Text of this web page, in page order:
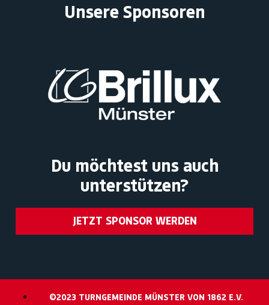
Unsere Sponsoren
Du möchtest uns auch
unterstützen?
JETZT SPONSOR WERDEN
©2023 TURNGEMEINDE MÜNSTER VON 1862 E.V.